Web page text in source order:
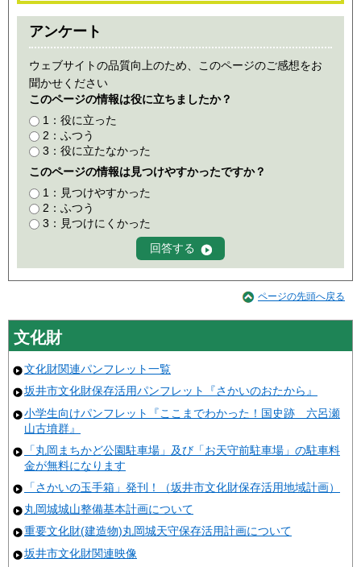
アンケート
ウェブサイトの品質向上のため、このページのご感想をお
聞かせください
このページの情報は役に立ちましたか？
1：役に立った
2：ふつう
3：役に立たなかった
このページの情報は見つけやすかったですか？
1：見つけやすかった
2：ふつう
3：見つけにくかった
ページの先頭へ戻る
文化財
文化財関連パンフレット一覧
坂井市文化財保存活用パンフレット『さかいのおたから』
小学生向けパンフレット『ここまでわかった！国史跡 六呂瀬
山古墳群』
「丸岡まちかど公園駐車場」及び「お天守前駐車場」の駐車料
金が無料になります
「さかいの玉手箱」発刊！（坂井市文化財保存活用地域計画）
丸岡城城山整備基本計画について
重要文化財(建造物)丸岡城天守保存活用計画について
坂井市文化財関連映像